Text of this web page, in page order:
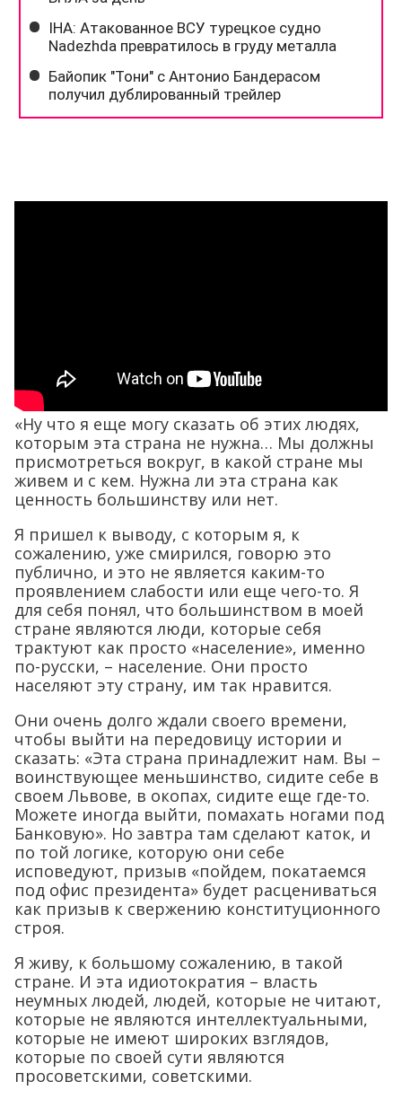
«Ну что я еще могу сказать об этих людях,
которым эта страна не нужна… Мы должны
присмотреться вокруг, в какой стране мы
живем и с кем. Нужна ли эта страна как
ценность большинству или нет.
Я пришел к выводу, с которым я, к
сожалению, уже смирился, говорю это
публично, и это не является каким-то
проявлением слабости или еще чего-то. Я
для себя понял, что большинством в моей
стране являются люди, которые себя
трактуют как просто «население», именно
по-русски, – население. Они просто
населяют эту страну, им так нравится.
Они очень долго ждали своего времени,
чтобы выйти на передовицу истории и
сказать: «Эта страна принадлежит нам. Вы –
воинствующее меньшинство, сидите себе в
своем Львове, в окопах, сидите еще где-то.
Можете иногда выйти, помахать ногами под
Банковую». Но завтра там сделают каток, и
по той логике, которую они себе
исповедуют, призыв «пойдем, покатаемся
под офис президента» будет расцениваться
как призыв к свержению конституционного
строя.
Я живу, к большому сожалению, в такой
стране. И эта идиотократия – власть
неумных людей, людей, которые не читают,
которые не являются интеллектуальными,
которые не имеют широких взглядов,
которые по своей сути являются
просоветскими, советскими.